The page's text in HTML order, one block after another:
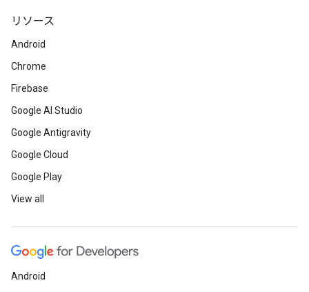
リソース
Android
Chrome
Firebase
Google AI Studio
Google Antigravity
Google Cloud
Google Play
View all
Android